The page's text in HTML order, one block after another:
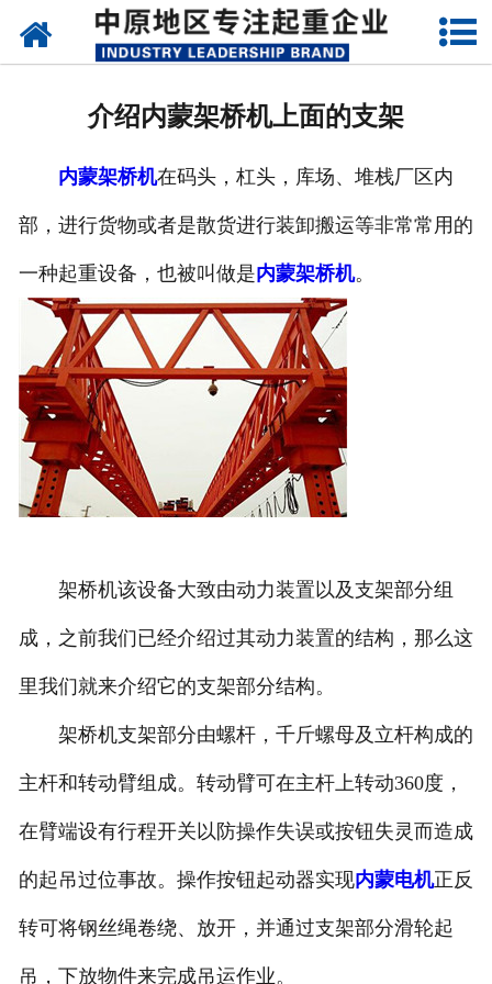
网站首页
企业视频
成功案例
联系我们
介绍内蒙架桥机上面的支架
内蒙架桥机在码头，杠头，库场、堆栈厂区内
部，进行货物或者是散货进行装卸搬运等非常常用的
一种起重设备，也被叫做是内蒙架桥机。
架桥机该设备大致由动力装置以及支架部分组
成，之前我们已经介绍过其动力装置的结构，那么这
里我们就来介绍它的支架部分结构。
架桥机支架部分由螺杆，千斤螺母及立杆构成的
主杆和转动臂组成。转动臂可在主杆上转动360度，
在臂端设有行程开关以防操作失误或按钮失灵而造成
的起吊过位事故。操作按钮起动器实现内蒙电机正反
转可将钢丝绳卷绕、放开，并通过支架部分滑轮起
吊，下放物件来完成吊运作业。